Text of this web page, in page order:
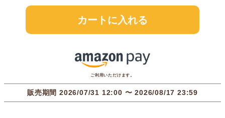
カートに入れる
ご利用いただけます。
販売期間 2026/07/31 12:00 〜 2026/08/17 23:59